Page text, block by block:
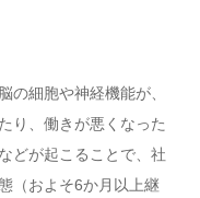
の細胞や神経機能が、
り、働きが悪くなった
どが起こることで、社
（およそ6か月以上継